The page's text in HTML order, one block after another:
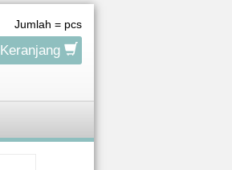
Jumlah = pcs
Keranjang